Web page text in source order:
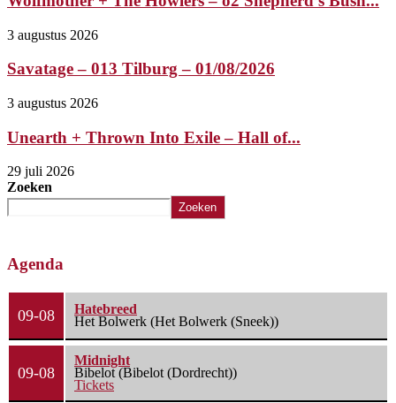
3 augustus 2026
Savatage – 013 Tilburg – 01/08/2026
3 augustus 2026
Unearth + Thrown Into Exile – Hall of...
29 juli 2026
Zoeken
Zoeken
Agenda
09-08
Hatebreed
Het Bolwerk (Het Bolwerk (Sneek))
09-08
Midnight
Bibelot (Bibelot (Dordrecht))
Tickets